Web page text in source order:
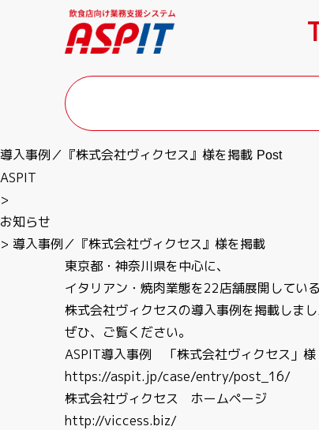
導入事例／『株式会社ヴィクセス』様を掲載 Post
ASPIT
>
お知らせ
> 導入事例／『株式会社ヴィクセス』様を掲載
東京都・神奈川県を中心に、
イタリアン・焼肉業態を22店舗展開している
株式会社ヴィクセスの導入事例を掲載しまし
ぜひ、ご覧ください。
ASPIT導入事例 「株式会社ヴィクセス」様
https://aspit.jp/case/entry/post_16/
株式会社ヴィクセス ホームページ
http://viccess.biz/